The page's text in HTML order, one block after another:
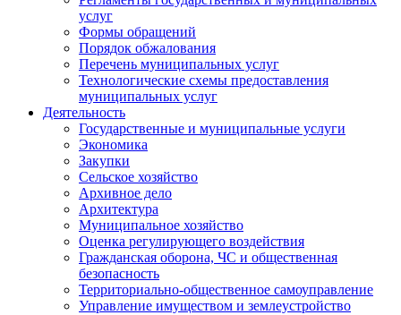
услуг
Формы обращений
Порядок обжалования
Перечень муниципальных услуг
Технологические схемы предоставления
муниципальных услуг
Деятельность
Государственные и муниципальные услуги
Экономика
Закупки
Сельское хозяйство
Архивное дело
Архитектура
Муниципальное хозяйство
Оценка регулирующего воздействия
Гражданская оборона, ЧС и общественная
безопасность
Территориально-общественное самоуправление
Управление имуществом и землеустройство